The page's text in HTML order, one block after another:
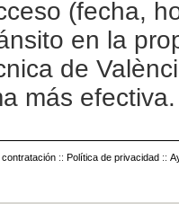
(fecha,
en la
de
más efectiva.
:: Política de privacidad ::